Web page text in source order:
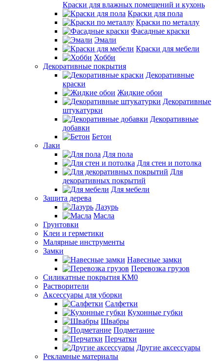
Краски для влажных помещений и кухонь
Краски для пола
Краски по металлу
Фасадные краски
Эмали
Краски для мебели
Хобби
Декоративные покрытия
Декоративные
краски
Жидкие обои
Декоративные
штукатурки
Декоративные
добавки
Бетон
Лаки
Для пола
Для стен и потолка
Для
декоративных покрытий
Для мебели
Защита дерева
Лазурь
Масла
Грунтовки
Клеи и герметики
Малярные инструменты
Замки
Навесные замки
Перевозка грузов
Силикатные покрытия КМ0
Растворители
Аксессуары для уборки
Салфетки
Кухонные губки
Швабры
Подметание
Перчатки
Другие аксессуары
Рекламные материалы